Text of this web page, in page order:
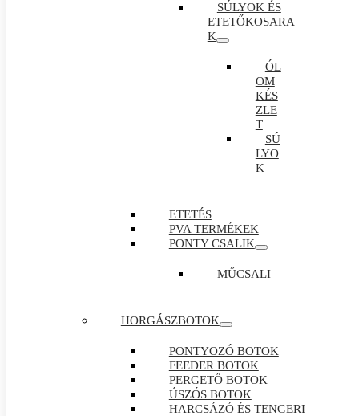
SÚLYOK ÉS
ETETŐKOSARA
K
ÓL
OM
KÉS
ZLE
T
SÚ
LYO
K
ETETÉS
PVA TERMÉKEK
PONTY CSALIK
MŰCSALI
HORGÁSZBOTOK
PONTYOZÓ BOTOK
FEEDER BOTOK
PERGETŐ BOTOK
ÚSZÓS BOTOK
HARCSÁZÓ ÉS TENGERI